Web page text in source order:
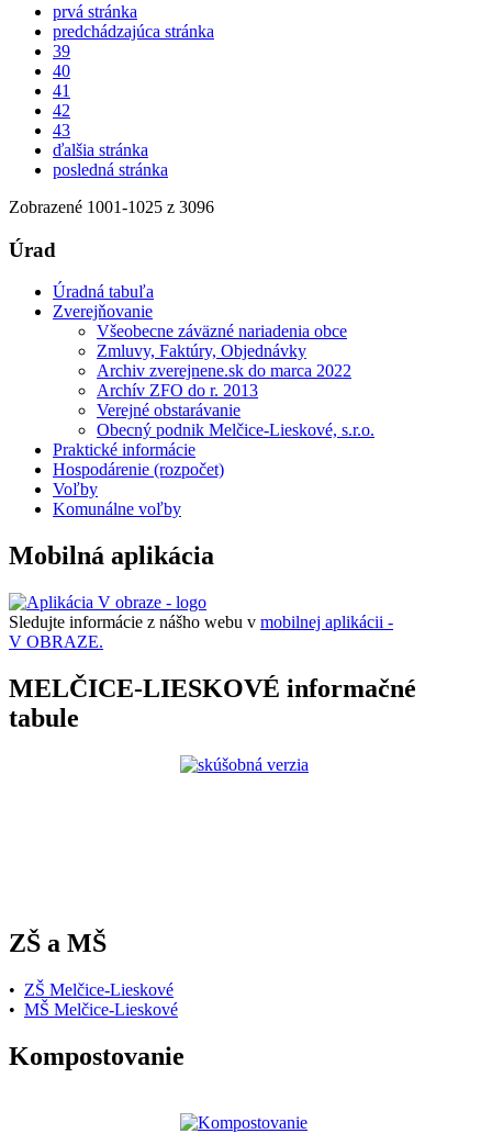
prvá stránka
predchádzajúca stránka
39
40
41
42
43
ďalšia stránka
posledná stránka
Zobrazené 1001-1025 z 3096
Úrad
Úradná tabuľa
Zverejňovanie
Všeobecne záväzné nariadenia obce
Zmluvy, Faktúry, Objednávky
Archiv zverejnene.sk do marca 2022
Archív ZFO do r. 2013
Verejné obstarávanie
Obecný podnik Melčice-Lieskové, s.r.o.
Praktické informácie
Hospodárenie (rozpočet)
Voľby
Komunálne voľby
Mobilná aplikácia
Sledujte informácie z nášho webu v mobilnej aplikácii -
V OBRAZE.
MELČICE-LIESKOVÉ informačné
tabule
ZŠ a MŠ
• ZŠ Melčice-Lieskové
• MŠ Melčice-Lieskové
Kompostovanie